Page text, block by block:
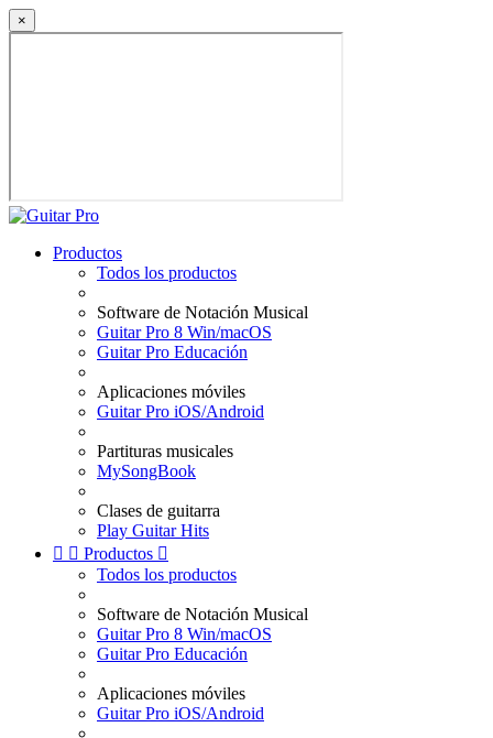
×
Productos
Todos los productos
Software de Notación Musical
Guitar Pro 8 Win/macOS
Guitar Pro Educación
Aplicaciones móviles
Guitar Pro iOS/Android
Partituras musicales
MySongBook
Clases de guitarra
Play Guitar Hits
  Productos 
Todos los productos
Software de Notación Musical
Guitar Pro 8 Win/macOS
Guitar Pro Educación
Aplicaciones móviles
Guitar Pro iOS/Android